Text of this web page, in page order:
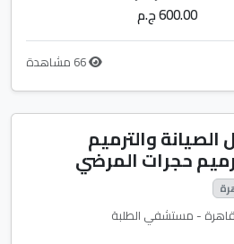
600.00 ج.م
والترميم
حجرات المرضي
- مستشفي الطلبة